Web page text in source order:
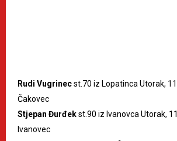
Rudi Vugrinecst.70 iz Lopatinca Utorak,
Čakovec
Stjepan Đurđekst.90 iz Ivanovca Utorak,
Ivanovec